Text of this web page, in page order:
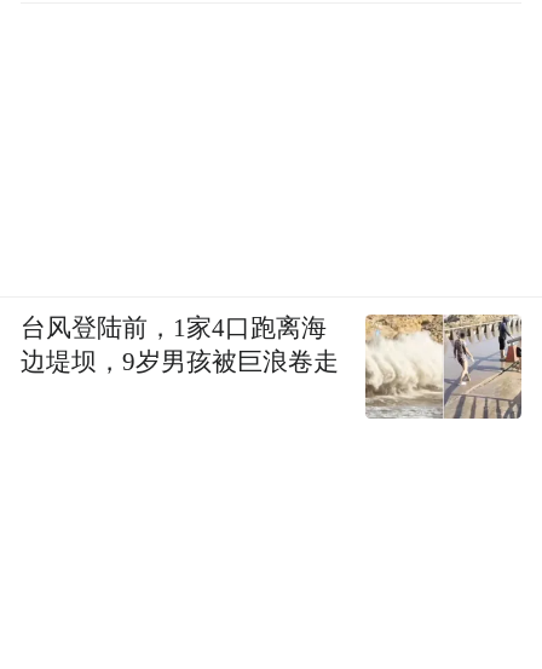
台风登陆前，1家4口跑离海
边堤坝，9岁男孩被巨浪卷走